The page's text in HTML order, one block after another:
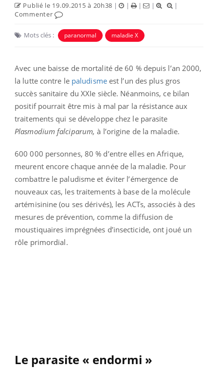
Publié le 19.09.2015 à 20h38 | | | |
|
Commenter
Mots clés : paranormal maladie X
Avec une baisse de mortalité de 60 % depuis l’an 2000,
la lutte contre le paludismeest l’un des plus gros
succès sanitaire du XXIe siècle. Néanmoins, ce bilan
positif pourrait être mis à mal par la résistance aux
traitements qui se développe chez le parasite
Plasmodium falciparum, à l’origine de la maladie.
600 000 personnes, 80 % d’entre elles en Afrique,
meurent encore chaque année de la maladie. Pour
combattre le paludisme et éviter l’émergence de
nouveaux cas, les traitements à base de la molécule
artémisinine (ou ses dérivés), les ACTs, associés à des
mesures de prévention, comme la diffusion de
moustiquaires imprégnées d’insecticide, ont joué un
rôle primordial.
Le parasite « endormi »